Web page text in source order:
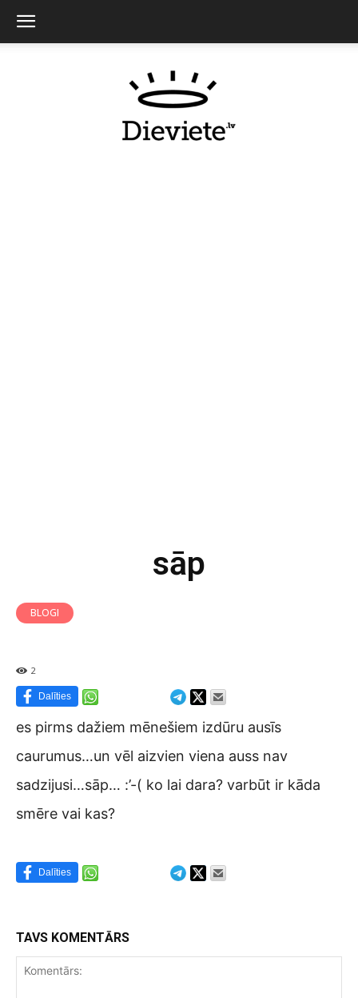
sāp
BLOGI
2
Dalīties
es pirms dažiem mēnešiem izdūru ausīs
caurumus…un vēl aizvien viena auss nav
sadzijusi…sāp… :’-( ko lai dara? varbūt ir kāda
smēre vai kas?
Dalīties
TAVS KOMENTĀRS